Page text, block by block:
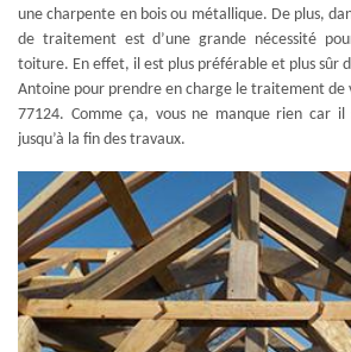
une charpente en bois ou métallique. De plus,
de traitement est d’une grande nécessité
toiture. En effet, il est plus préférable et plus sûr
Antoine pour prendre en charge le traitement de
77124. Comme ça, vous ne manque rien car
jusqu’à la fin des travaux.